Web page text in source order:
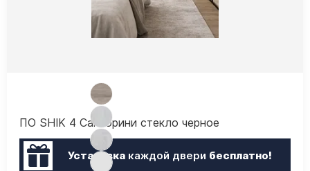
ПО SHIK 4 Санторини стекло черное
Установкакаждой двери бесплатно!